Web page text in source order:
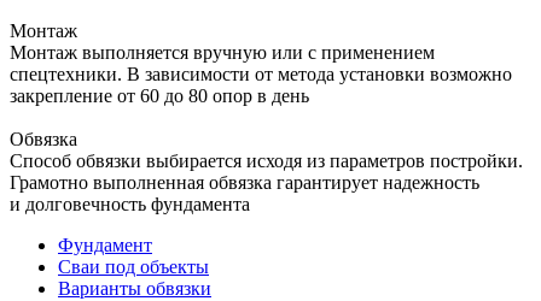
Монтаж
Монтаж выполняется вручную или с применением
спецтехники. В зависимости от метода установки возможно
закрепление от 60 до 80 опор в день
Обвязка
Способ обвязки выбирается исходя из параметров постройки.
Грамотно выполненная обвязка гарантирует надежность
и долговечность фундамента
Фундамент
Сваи под объекты
Варианты обвязки